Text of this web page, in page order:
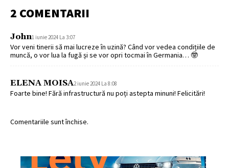
2 COMENTARII
John1 iunie 2024 La 3:07
Vor veni tinerii să mai lucreze în uzină? Când vor vedea condițiile de
muncă, o vor lua la fugă și se vor opri tocmai în Germania… 🤓
ELENA MOISA2 iunie 2024 La 8:08
Foarte bine! Fără infrastructură nu poți astepta minuni! Felicitări!
Comentariile sunt închise.